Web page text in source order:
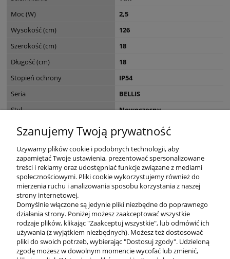
Moc (W)
2,5
Wysokość (cm)
126
Szerokość (cm)
18
Długość (cm)
18
Stopień ochrony
IP54
Seria
BELLIS
Styl
Nowoczesny
EAN
4043689018832
KONTAKT
DODATKOWE
Szanujemy Twoją prywatność
Używamy plików cookie i podobnych technologii, aby
zapamiętać Twoje ustawienia, prezentować spersonalizowane
treści i reklamy oraz udostępniać funkcje związane z mediami
społecznościowymi. Pliki cookie wykorzystujemy również do
mierzenia ruchu i analizowania sposobu korzystania z naszej
strony internetowej.
Domyślnie włączone są jedynie pliki niezbędne do poprawnego
działania strony. Poniżej możesz zaakceptować wszystkie
rodzaje plików, klikając "Zaakceptuj wszystkie", lub odmówić ich
używania (z wyjątkiem niezbędnych). Możesz też dostosować
pliki do swoich potrzeb, wybierając "Dostosuj zgody". Udzieloną
zgodę możesz w dowolnym momencie wycofać lub zmienić,